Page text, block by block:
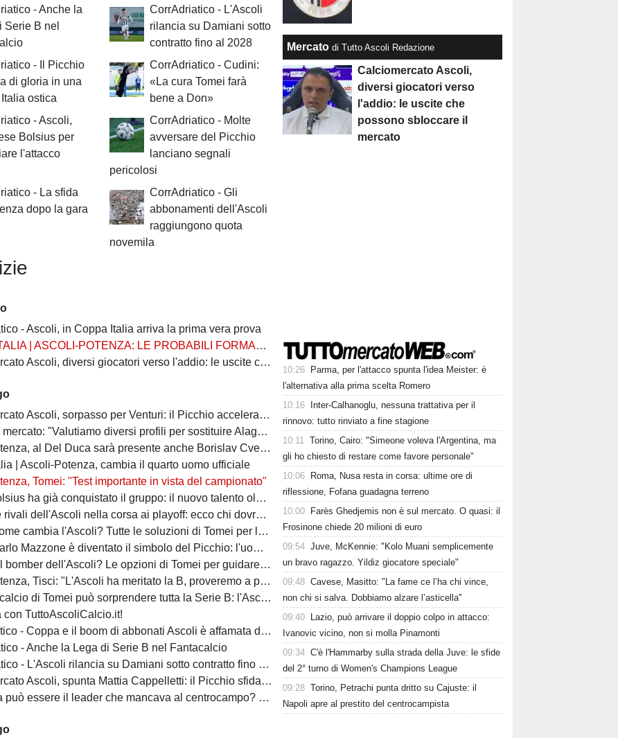
- Anche la
Serie B nel
CorrAdriatico - L'Ascoli
rilancia su Damiani sotto
contratto fino al 2028
- Il Picchio
di gloria in una
ostica
CorrAdriatico - Cudini:
«La cura Tomei farà
bene a Don»
- Ascoli,
Bolsius per
l'attacco
CorrAdriatico - Molte
avversare del Picchio
lanciano segnali
pericolosi
- La sfida
dopo la gara
CorrAdriatico - Gli
abbonamenti dell'Ascoli
raggiungono quota
novemila
- Ascoli, in Coppa Italia arriva la prima vera prova
| ASCOLI-POTENZA: LE PROBABILI FORMAZIONI
diversi giocatori verso l'addio: le uscite che possono sbloccare il mercato
Ascoli, sorpasso per Venturi: il Picchio accelera per il difensore del Venezia
"Valutiamo diversi profili per sostituire Alagna"
al Del Duca sarà presente anche Borislav Cvetković
| Ascoli-Potenza, cambia il quarto uomo ufficiale
Tomei: "Test importante in vista del campionato"
già conquistato il gruppo: il nuovo talento olandese può essere l'arma in più del Picchio
dell'Ascoli nella corsa ai playoff: ecco chi dovrà battere il Picchio
cambia l'Ascoli? Tutte le soluzioni di Tomei per la fascia destra
è diventato il simbolo del Picchio: l'uomo che ha insegnato cosa significa essere ascolani
dell'Ascoli? Le opzioni di Tomei per guidare l'attacco del Picchio
Tisci: "L'Ascoli ha meritato la B, proveremo a passare il turno"
di Tomei può sorprendere tutta la Serie B: l'Ascoli ha un'identità da protagonista
con TuttoAscoliCalcio.it!
- Coppa e il boom di abbonati Ascoli è affamata di calcio
- Anche la Lega di Serie B nel Fantacalcio
- L'Ascoli rilancia su Damiani sotto contratto fino al 2028
spunta Mattia Cappelletti: il Picchio sfida il Catanzaro per il talento del Milan
il leader che mancava al centrocampo? L'Ascoli punta sulla sua esperienza
Mercato di Tutto Ascoli Redazione
Calciomercato Ascoli,
diversi giocatori verso
l'addio: le uscite che
possono sbloccare il
mercato
10:26
Parma, per l'attacco spunta l'idea Meister: è
l'alternativa alla prima scelta Romero
10:16
Inter-Calhanoglu, nessuna trattativa per il
rinnovo: tutto rinviato a fine stagione
10:11 Torino, Cairo: "Simeone voleva l'Argentina, ma
gli ho chiesto di restare come favore personale"
10:06
Roma, Nusa resta in corsa: ultime ore di
riflessione, Fofana guadagna terreno
10:00
Farès Ghedjemis non è sul mercato. O quasi: il
Frosinone chiede 20 milioni di euro
09:54 Juve, McKennie: "Kolo Muani semplicemente
un bravo ragazzo. Yildiz giocatore speciale"
09:48 Cavese, Masitto: "La fame ce l’ha chi vince,
non chi si salva. Dobbiamo alzare l’asticella"
09:40
Lazio, può arrivare il doppio colpo in attacco:
Ivanovic vicino, non si molla Pinamonti
09:34 C'è l'Hammarby sulla strada della Juve: le sfide
del 2° turno di Women's Champions League
09:28 Torino, Petrachi punta dritto su Cajuste: il
Napoli apre al prestito del centrocampista